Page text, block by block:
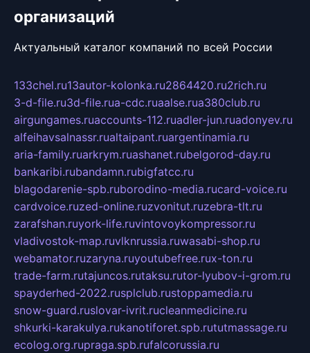
организаций
Актуальный каталог компаний по всей России
133chel.ru13autor-kolonka.ru2864420.ru2rich.ru
3-d-file.ru3d-file.rua-cdc.ruaalse.rua380club.ru
airgungames.ruaccounts-112.ruadler-jun.ruadonyev.ru
alfeihavsalnassr.rualtaipant.ruargentinamia.ru
aria-family.ruarkrym.ruashanet.rubelgorod-day.ru
bankaribi.rubandamn.rubigfatcc.ru
blagodarenie-spb.ruborodino-media.rucard-voice.ru
cardvoice.ruzed-online.ruzvonitut.ruzebra-tlt.ru
zarafshan.ruyork-life.ruvintovoykompressor.ru
vladivostok-map.ruvlknrussia.ruwasabi-shop.ru
webamator.ruzaryna.ruyoutubefree.rux-ton.ru
trade-farm.rutajuncos.rutaksu.rutor-lyubov-i-grom.ru
spayderhed-2022.rusplclub.rustoppamedia.ru
snow-guard.ruslovar-ivrit.rucleanmedicine.ru
shkurki-karakulya.rukanotiforet.spb.rututmassage.ru
ecolog.org.rupraga.spb.rufalcorussia.ru